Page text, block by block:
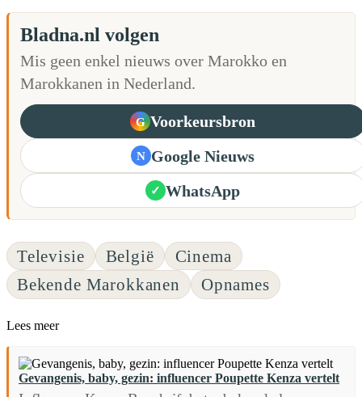
Bladna.nl volgen
Mis geen enkel nieuws over Marokko en
Marokkanen in Nederland.
G Voorkeursbron
N Google Nieuws
✓ WhatsApp
Televisie België
Cinema
Bekende Marokkanen
Opnames
Lees meer
Gevangenis, baby, gezin: influencer Poupette Kenza vertelt